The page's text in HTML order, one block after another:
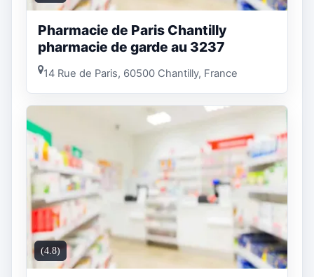
Pharmacie de Paris Chantilly
pharmacie de garde au 3237
14 Rue de Paris, 60500 Chantilly, France
(4.8)